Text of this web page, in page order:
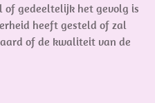
of gedeeltelijk het gevolg is
heeft gesteld of zal
of de kwaliteit van de